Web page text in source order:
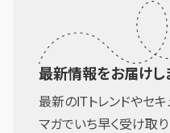
最新情報をお届けし
最新のITトレンドやセキ
マガでいち早く受け取